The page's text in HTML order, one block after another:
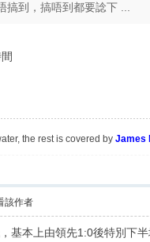
到，搞唔到都要諗下 ...
the rest is covered byJames
該作者
基本上由領先1:0後特別下